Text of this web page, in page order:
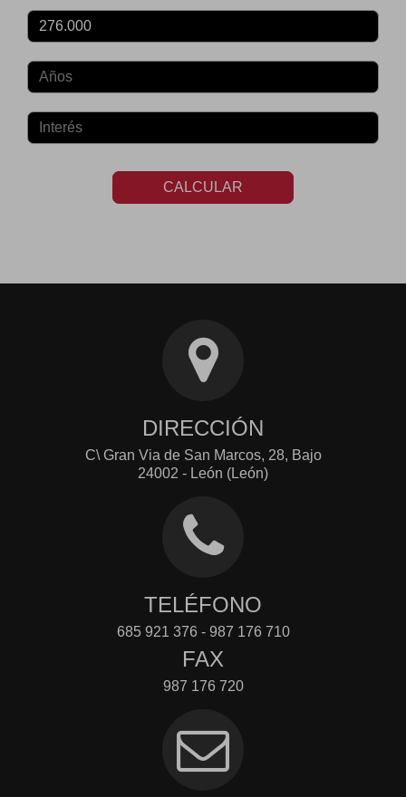
CALCULAR
DIRECCIÓN
C\ Gran Via de San Marcos, 28, Bajo
24002 - León (León)
TELÉFONO
685 921 376 - 987 176 710
FAX
987 176 720